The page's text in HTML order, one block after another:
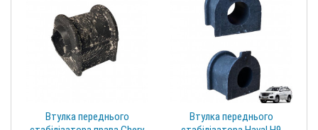
Втулка переднього
Втулка переднього